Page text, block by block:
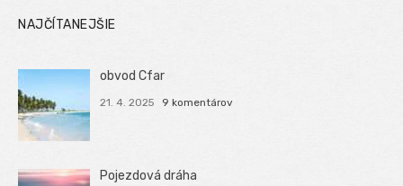
NAJČÍTANEJŠIE
obvod Cfar
21. 4. 2025 9 komentárov
Pojezdová dráha